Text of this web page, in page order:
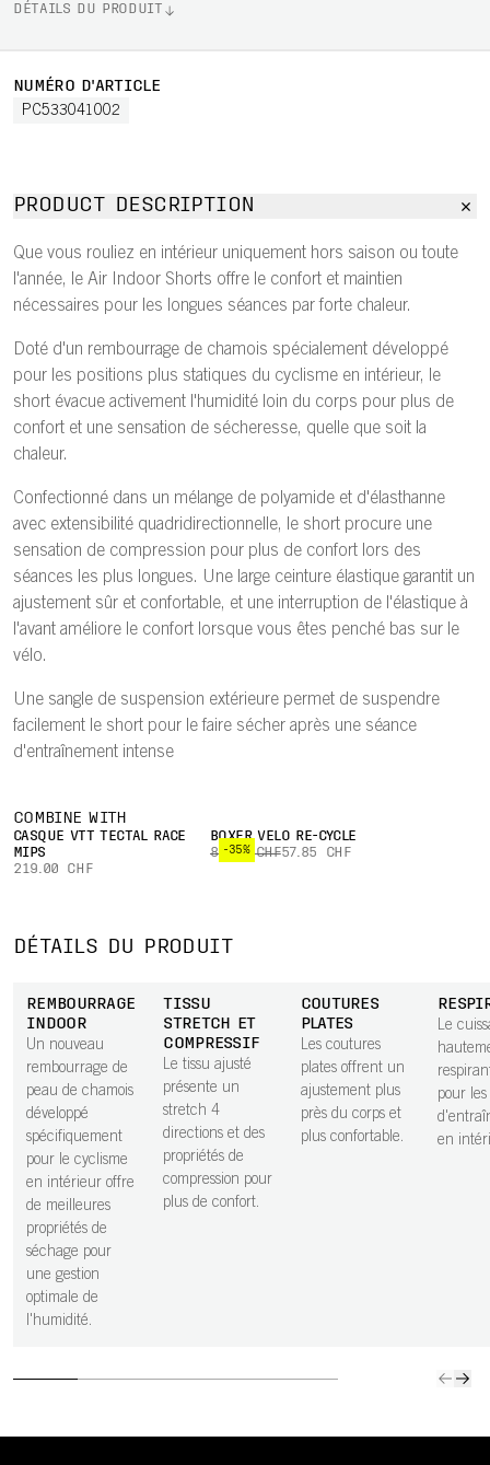
DÉTAILS DU PRODUIT
NUMÉRO D'ARTICLE
PC533041002
PRODUCT DESCRIPTION
Que vous rouliez en intérieur uniquement hors saison ou toute
l'année, le Air Indoor Shorts offre le confort et maintien
nécessaires pour les longues séances par forte chaleur.
Doté d'un rembourrage de chamois spécialement développé
pour les positions plus statiques du cyclisme en intérieur, le
short évacue activement l'humidité loin du corps pour plus de
confort et une sensation de sécheresse, quelle que soit la
chaleur.
Confectionné dans un mélange de polyamide et d'élasthanne
avec extensibilité quadridirectionnelle, le short procure une
sensation de compression pour plus de confort lors des
séances les plus longues. Une large ceinture élastique garantit un
ajustement sûr et confortable, et une interruption de l'élastique à
l'avant améliore le confort lorsque vous êtes penché bas sur le
vélo.
Une sangle de suspension extérieure permet de suspendre
facilement le short pour le faire sécher après une séance
d'entraînement intense
COMBINE WITH
CASQUE VTT TECTAL RACE
MIPS
219.00 CHF
-35%
BOXER VÉLO RE-CYCLE
89.00 CHF57.85 CHF
DÉTAILS DU PRODUIT
REMBOURRAGE
INDOOR
Un nouveau
rembourrage de
peau de chamois
développé
spécifiquement
pour le cyclisme
en intérieur offre
de meilleures
propriétés de
séchage pour
une gestion
optimale de
l'humidité.
TISSU
STRETCH ET
COMPRESSIF
Le tissu ajusté
présente un
stretch 4
directions et des
propriétés de
compression pour
plus de confort.
COUTURES
PLATES
Les coutures
plates offrent un
ajustement plus
près du corps et
plus confortable.
Le
pour
en